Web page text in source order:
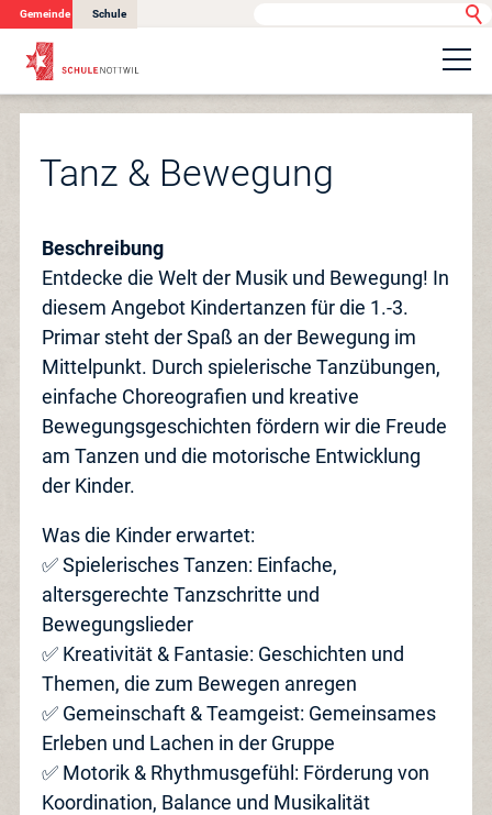
Organisation
Betreuung
Information
Zusatzangebote
Gemeinde Schule
Blog
Jobs
Anlässe
Tanz & Bewegung
Beschreibung
Entdecke die Welt der Musik und Bewegung! In
diesem Angebot Kindertanzen für die 1.-3.
Primar steht der Spaß an der Bewegung im
Mittelpunkt. Durch spielerische Tanzübungen,
einfache Choreografien und kreative
Bewegungsgeschichten fördern wir die Freude
am Tanzen und die motorische Entwicklung
der Kinder.
Was die Kinder erwartet:
✅ Spielerisches Tanzen: Einfache,
altersgerechte Tanzschritte und
Bewegungslieder
✅ Kreativität & Fantasie: Geschichten und
Themen, die zum Bewegen anregen
✅ Gemeinschaft & Teamgeist: Gemeinsames
Erleben und Lachen in der Gruppe
✅ Motorik & Rhythmusgefühl: Förderung von
Koordination, Balance und Musikalität